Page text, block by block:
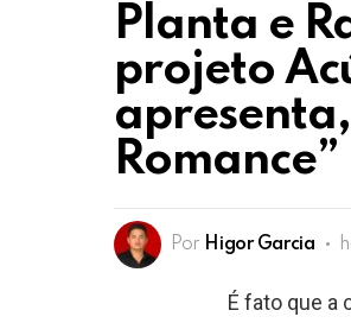
Planta e
projeto
Romance”
Por Higor Garcia
É fato que a